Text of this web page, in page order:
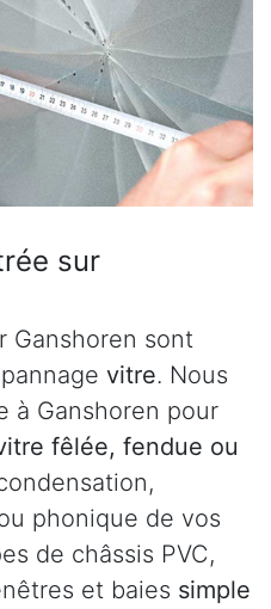
sur
Ganshoren sont
vitre. Nous
à Ganshoren pour
fêlée, fendue ou
phonique de vos
de châssis PVC,
et baies simple